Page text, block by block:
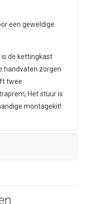
een geweldige
is de kettingkast
handvaten zorgen
twee
Het stuur is
montagekit!